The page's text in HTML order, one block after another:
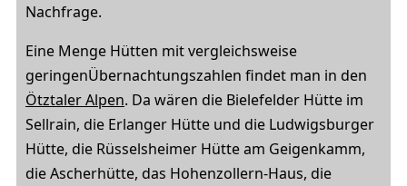
Nachfrage.
Eine Menge Hütten mit vergleichsweise
geringenÜbernachtungszahlen findet man in den
Ötztaler Alpen. Da wären die Bielefelder Hütte im
Sellrain, die Erlanger Hütte und die Ludwigsburger
Hütte, die Rüsselsheimer Hütte am Geigenkamm,
die Ascherhütte, das Hohenzollern-Haus, die